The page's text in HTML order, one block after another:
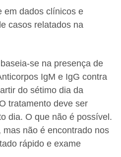
em dados clínicos e
casos relatados na
se na presença de
IgM e IgG contra
do sétimo dia da
tratamento deve ser
dia. O que não é possível.
não é encontrado nos
rápido e exame